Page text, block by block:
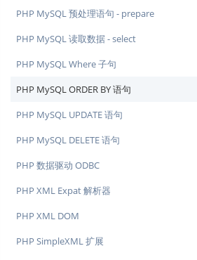
PHP MySQL 预处理语句 - prepare
PHP MySQL 读取数据 - select
PHP MySQL Where 子句
PHP MySQL ORDER BY 语句
PHP MySQL UPDATE 语句
PHP MySQL DELETE 语句
PHP 数据驱动 ODBC
PHP XML Expat 解析器
PHP XML DOM
PHP SimpleXML 扩展